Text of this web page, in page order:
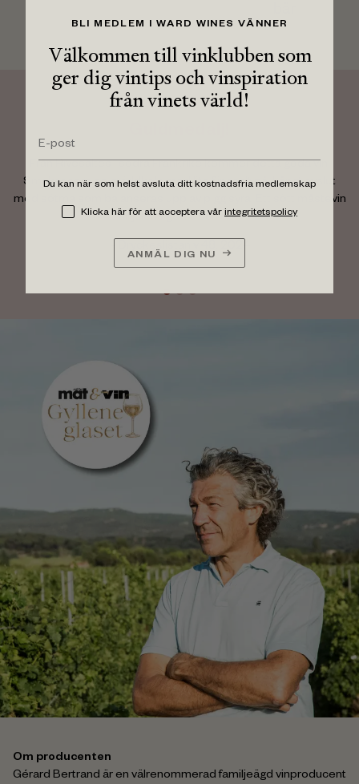
BLI MEDLEM I WARD WINES VÄNNER
Välkommen till vinklubben som
ger dig vintips och vinspiration
från vinets värld!
Du kan när som helst avsluta ditt kostnadsfria medlemskap
Klicka här för att acceptera vår integritetspolicy
ANMÄL DIG NU
Från Rivesaltes i södra Frankrike kommer detta goda vin.
Smakar som en gräddkola med lite flingsalt på. Långt avslut
med sötma som balanseras upp av pigg syra. Ett sött måstevin
till julens godis och ost.
Dryckeslistan v 48, 2024
Om producenten
Gérard Bertrand är en välrenommerad familjeägd vinproducent